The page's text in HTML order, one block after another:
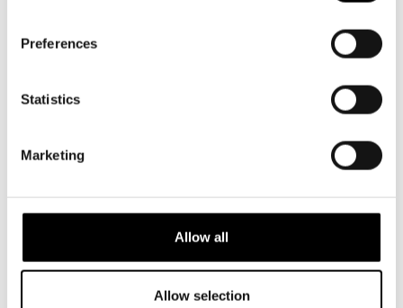
Preferences
Statistics
Marketing
Allow all
Allow selection
Nyhetsbrev
Norra esplanaden 2
Frågor & svar
Tillgänglighet
Register- och dataskyddsbeskrivning